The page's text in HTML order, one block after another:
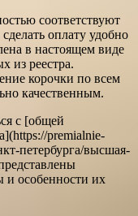
соответствуют
оплату удобно
в настоящем виде
из реестра.
корочки по всем
качественным.
с [общей
premialnie-
петербурга/высшая-
и особенности их